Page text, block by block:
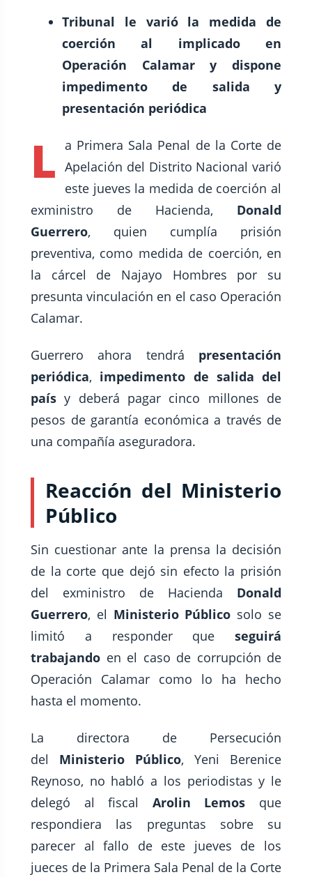
Tribunal le varió la medida de
coerción al implicado en
Operación Calamar y dispone
impedimento de salida y
presentación periódica
L a Primera Sala Penal de la Corte de
Apelación del Distrito Nacional varió
este jueves la medida de coerción al
exministro de Hacienda, Donald
Guerrero, quien cumplía prisión
preventiva, como medida de coerción, en
la cárcel de Najayo Hombres por su
presunta vinculación en el caso Operación
Calamar.
Guerrero ahora tendrá presentación
periódica, impedimento de salida del
paísy deberá pagar cinco millones de
pesos de garantía económica a través de
una compañía aseguradora.
Reacción del Ministerio
Público
Sin cuestionar ante la prensa la decisión
de la corte que dejó sin efecto la prisión
del exministro de Hacienda Donald
Guerrero, el Ministerio Público solo se
limitó a responder que seguirá
trabajando en el caso de corrupción de
Operación Calamar como lo ha hecho
hasta el momento.
La directora de Persecución
del Ministerio Público, Yeni Berenice
Reynoso, no habló a los periodistas y le
delegó al fiscal Arolin Lemos que
respondiera las preguntas sobre su
parecer al fallo de este jueves de los
jueces de la Primera Sala Penal de la Corte